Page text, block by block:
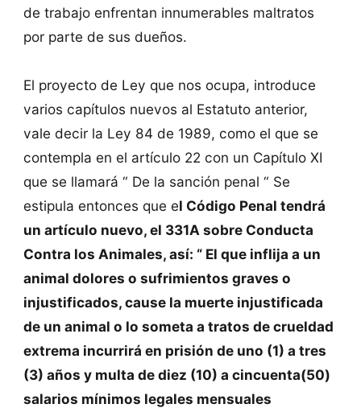
de trabajo enfrentan innumerables maltratos
por parte de sus dueños.
El proyecto de Ley que nos ocupa, introduce
varios capítulos nuevos al Estatuto anterior,
vale decir la Ley 84 de 1989, como el que se
contempla en el artículo 22 con un Capítulo XI
que se llamará “ De la sanción penal “ Se
estipula entonces que el Código Penal tendrá
un artículo nuevo, el 331A sobre Conducta
Contra los Animales, así: “ El que inflija a un
animal dolores o sufrimientos graves o
injustificados, cause la muerte injustificada
de un animal o lo someta a tratos de crueldad
extrema incurrirá en prisión de uno (1) a tres
(3) años y multa de diez (10) a cincuenta(50)
salarios mínimos legales mensuales